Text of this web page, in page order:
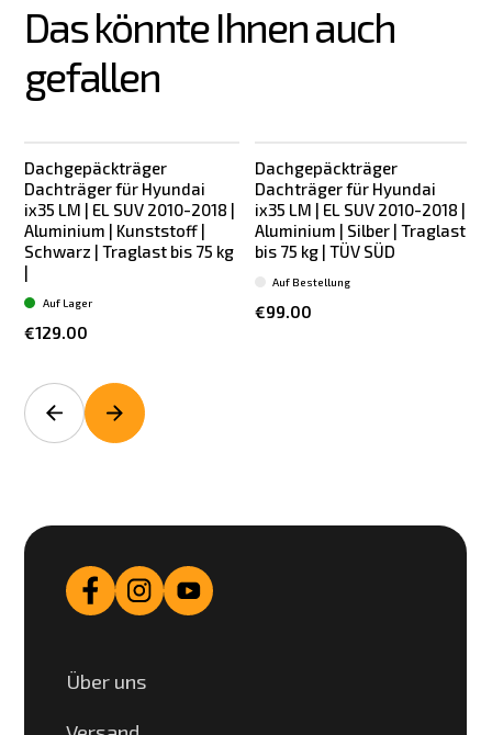
Das könnte Ihnen auch
gefallen
Dachgepäckträger
Dachträger für Hyundai
ix35 LM | EL SUV 2010-2018 |
Aluminium | Kunststoff |
Schwarz | Traglast bis 75 kg
|
€129.00
Auf Lager
Dachgepäckträger
Dachträger für Hyundai
ix35 LM | EL SUV 2010-2018 |
Aluminium | Silber | Traglast
bis 75 kg | TÜV SÜD
€99.00
Auf Bestellung
Über uns